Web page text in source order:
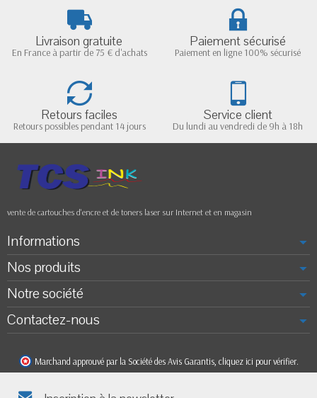
Livraison gratuite
En France à partir de 75 € d'achats
Paiement sécurisé
Paiement en ligne 100% sécurisé
Retours faciles
Retours possibles pendant 14 jours
Service client
Du lundi au vendredi de 9h à 18h
vente de cartouches d'encre et de toners laser sur Internet et en magasin
Informations
Nos produits
Notre société
Contactez-nous
Marchand approuvé par la Société des Avis Garantis, cliquez ici pour vérifier.